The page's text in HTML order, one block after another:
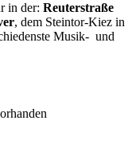
in der: Reuterstraße
, dem Steintor-Kiez in
Musik- und